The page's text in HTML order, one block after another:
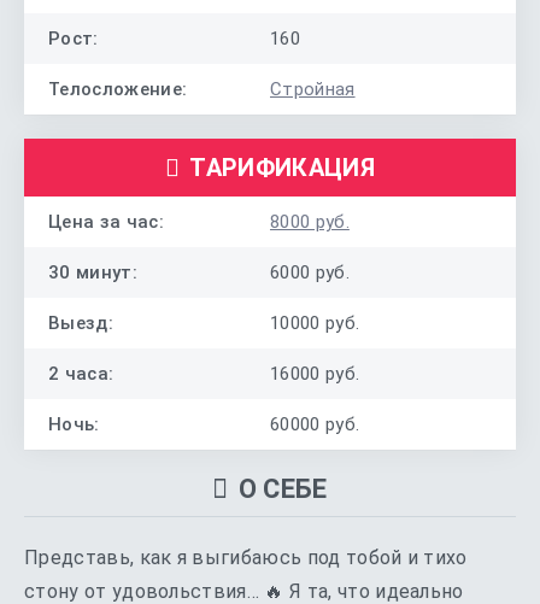
Рост: 160
Телосложение: Стройная
ТАРИФИКАЦИЯ
Цена за час: 8000 руб.
30 минут: 6000 руб.
Выезд: 10000 руб.
2 часа: 16000 руб.
Ночь: 60000 руб.
О СЕБЕ
Представь, как я выгибаюсь под тобой и тихо
стону от удовольствия… 🔥 Я та, что идеально